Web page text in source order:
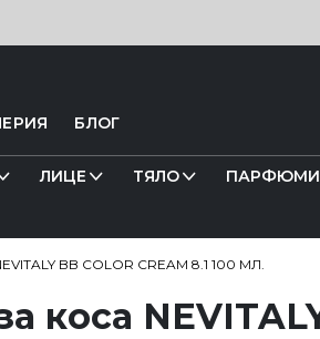
БЛОГ
ЛИЦЕ ТЯЛО ПАРФЮМИ
BB COLOR CREAM 8.1 100 МЛ.
коса